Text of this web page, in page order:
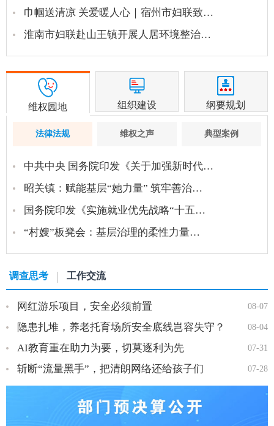
巾帼送清凉 关爱暖人心｜宿州市妇联致…
淮南市妇联赴山王镇开展人居环境整治…
维权园地 组织建设 纲要规划
法律法规 维权之声 典型案例
中共中央 国务院印发《关于加强新时代…
昭关镇：赋能基层“她力量” 筑牢善治…
国务院印发《实施就业优先战略“十五…
“村嫂”板凳会：基层治理的柔性力量…
调查思考 工作交流
08-07
网红游乐项目，安全必须前置
08-04
隐患扎堆，养老托育场所安全底线岂容失守？
07-31
AI教育重在助力为要，切莫逐利为先
07-28
斩断“流量黑手”，把清朗网络还给孩子们